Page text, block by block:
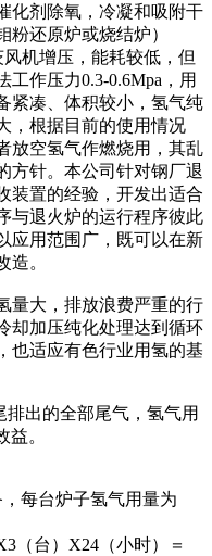
化剂除氧，冷凝和吸附干
还原炉或烧结炉）
机增压，能耗较低，但
作压力0.3-0.6Mpa，用
紧凑、体积较小，氢气纯
，根据目前的使用情况
放空氢气作燃烧用，其乱
方针。本公司针对钢厂退
装置的经验，开发出适合
与退火炉的运行程序彼此
应用范围广，既可以在新
造。
量大，排放浪费严重的行
却加压纯化处理达到循环
也适应有色行业用氢的基
出的全部尾气，氢气用
。
每台炉子氢气用量为
（台）X24（小时）＝